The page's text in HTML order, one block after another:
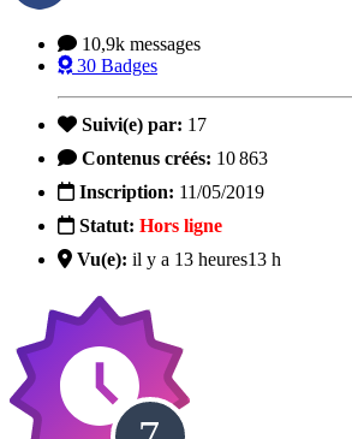
10,9k messages
30 Badges
Suivi(e) par: 17
Contenus créés: 10 863
Inscription: 11/05/2019
Statut: Hors ligne
Vu(e): il y a 13 heures13 h